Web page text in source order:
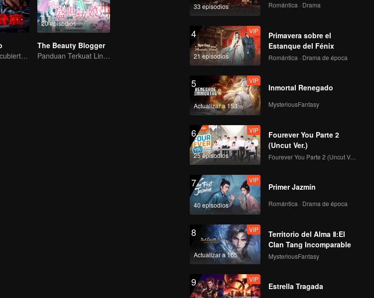
La Guerra Encubierta de Collin Chou
20 episodios
The Beauty Blogger
Panduan Terkuat Lintas Dimensi
33 episodios Romántica · Drama
4
21 episodios
VIP
Primavera sobre el
Estanque del Fénix
Romántica · Drama de época
5
Actualizar a 153
VIP
Inmortal Renegado
MysteriousFantasy
6
25 episodios
VIP
Fourever You Parte 2
(Uncut Ver.)
Fourever You Parte 2 (Uncut Ver.)
7
40 episodios
VIP
Primer Jazmín
Romántica · Drama de época
8
Actualizar a 165
VIP
Territorio del Alma Ⅱ:El
Clan Tang Incomparable
MysteriousFantasy
9 VIP
Estrella Tragada